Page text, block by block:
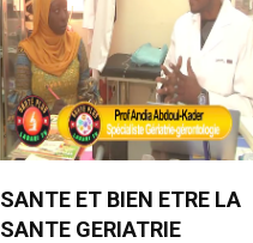
SANTE ET BIEN ETRE LA
SANTE GERIATRIE